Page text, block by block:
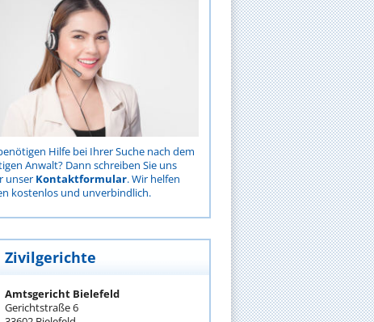
Hilfe bei Ihrer Suche nach dem
Anwalt? Dann schreiben Sie uns
unser Kontaktformular. Wir helfen
kostenlos und unverbindlich.
Zivilgerichte
Amtsgericht Bielefeld
Gerichtstraße 6